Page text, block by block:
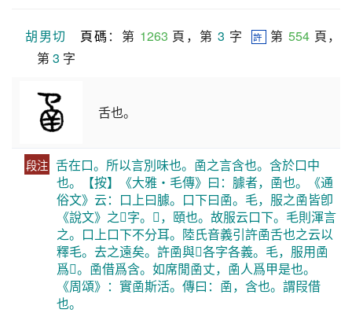
胡男切 頁碼 ：第 1263 頁，第 3 字 許 第 554 頁，
第 3 字
舌也。
段注 舌在口。所以言別味也。圅之言含也。含於口中
也。【按】《大雅・毛傳》曰：臄者，圅也。《通
俗文》云：口上曰臄。口下曰圅。毛，服之圅皆卽
《說文》之𩔞字。𩔞，頤也。故服云口下。毛則渾言
之。口上口下不分耳。陸氏音義引許圅舌也之云以
釋毛。去之遠矣。許圅與𩔞各字各義。毛，服用圅
爲𩔞。圅借爲含。如席閒圅丈，圅人爲甲是也。
《周頌》：實圅斯活。傳曰：圅，含也。謂叚借
也。